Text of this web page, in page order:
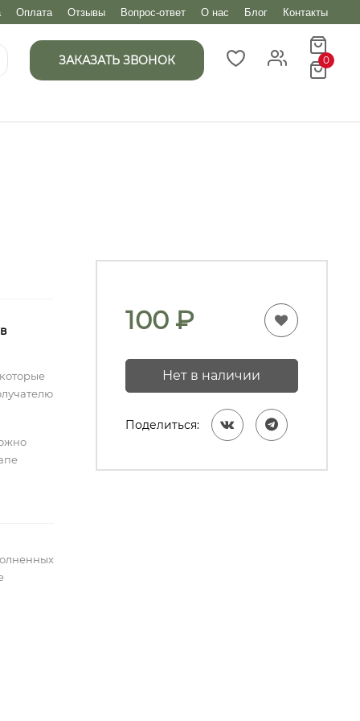
Оплата Отзывы Вопрос-ответ О нас Блог Контакты
ЗАКАЗАТЬ ЗВОНОК 0
100₽
Нет в наличии
Поделиться: